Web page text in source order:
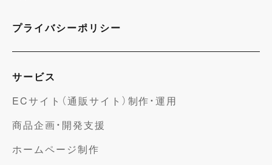
プライバシーポリシー
サービス
ECサイト（通販サイト）制作・運用
商品企画・開発支援
ホームページ制作